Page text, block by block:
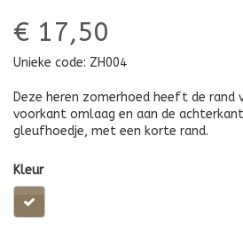
€ 17,50
Unieke code: ZH004
Deze heren zomerhoed heeft de rand
voorkant omlaag en aan de
gleufhoedje, met een korte rand.
Kleur